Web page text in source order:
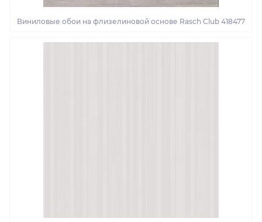
Виниловые обои на флизелиновой основе Rasch Club 418477